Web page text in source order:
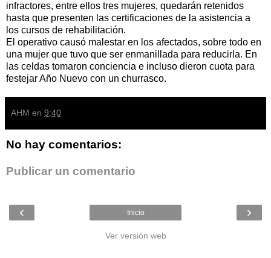
infractores, entre ellos tres mujeres, quedarán retenidos
hasta que presenten las certificaciones de la asistencia a
los cursos de rehabilitación.
El operativo causó malestar en los afectados, sobre todo en
una mujer que tuvo que ser enmanillada para reducirla. En
las celdas tomaron conciencia e incluso dieron cuota para
festejar Año Nuevo con un churrasco.
AHM en 9:40
No hay comentarios:
Publicar un comentario
‹ ›
Inicio
Ver versión web